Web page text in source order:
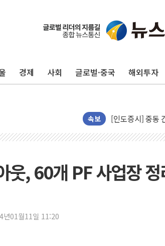
경제 사회 글로벌·중국 해외투자
속보
뉴욕증시 개장
김정관 장관 "영
청와대, 북한 단
금값 7주 만에
러, 1인칭시점
[베트남 증시] 지
양주 섬유염색공
김정관 산업부
동해해경, 독도
웃, 60개 PF 사업장
년01월11일 11:20